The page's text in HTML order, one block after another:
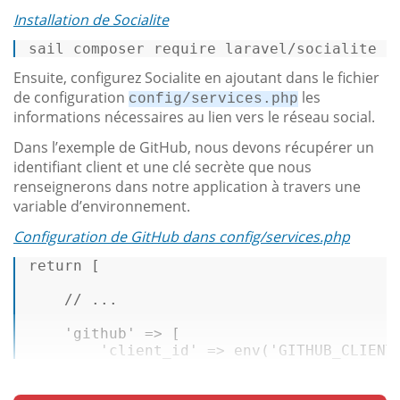
Installation de Socialite
sail composer require laravel/socialite
Ensuite, configurez Socialite en ajoutant dans le fichier
de configuration config/services.php les
informations nécessaires au lien vers le réseau social.
Dans l’exemple de GitHub, nous devons récupérer un
identifiant client et une clé secrète que nous
renseignerons dans notre application à travers une
variable d’environnement.
Configuration de GitHub dans config/services.php
return [
// ...
'github'
=> [
'client_id'
=> env(